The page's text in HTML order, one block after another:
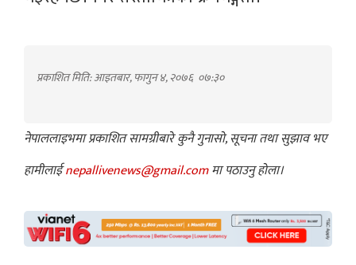
प्रकाशित मिति: आइतबार, फागुन ४, २०७६ ०७:३०
नेपाललाइभमा प्रकाशित सामग्रीबारे कुनै गुनासो, सूचना तथा सुझाव भए
हामीलाईnepallivenews@gmail.comमा पठाउनु होला।